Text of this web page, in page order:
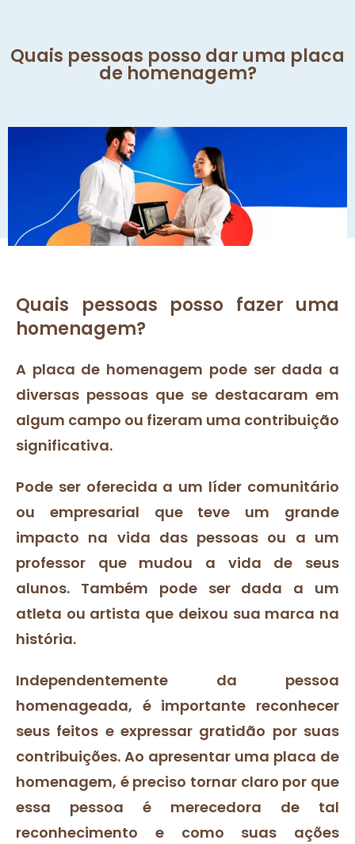
Quais pessoas posso dar uma placa
de homenagem?
Quais pessoas posso fazer uma
homenagem?
A placa de homenagem pode ser dada a
diversas pessoas que se destacaram em
algum campo ou fizeram uma contribuição
significativa.
Pode ser oferecida a um líder comunitário
ou empresarial que teve um grande
impacto na vida das pessoas ou a um
professor que mudou a vida de seus
alunos. Também pode ser dada a um
atleta ou artista que deixou sua marca na
história.
Independentemente da pessoa
homenageada, é importante reconhecer
seus feitos e expressar gratidão por suas
contribuições. Ao apresentar uma placa de
homenagem, é preciso tornar claro por que
essa pessoa é merecedora de tal
reconhecimento e como suas ações